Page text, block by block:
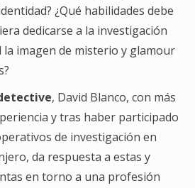
¿Qué habilidades debe
dedicarse a la investigación
la imagen de misterio y glamour
, David Blanco, con más
y tras haber participado
de investigación en
da respuesta a estas y
en torno a una profesión